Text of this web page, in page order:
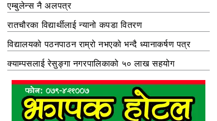
एम्बुलेन्स नै अलपत्र
रातचौरका विद्यार्थीलाई न्यानो कपडा वितरण
विद्यालयको पठनपाठन राम्रो नभएको भन्दै ध्यानाकर्षण पत्र
क्याम्पसलाई रेसुङ्गा नगरपालिकाको ५० लाख सहयोग